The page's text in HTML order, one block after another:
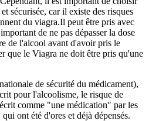
sécurisée, car il existe des risques
du viagra.Il peut être pris avec
de ne pas dépasser la dose
de l'alcool avant d'avoir pris le
que le Viagra ne doit être pris qu'une
de sécurité du médicament),
pour l'alcoolisme, le risque de
comme "une médication" par les
ont été d'ores et déjà dépensés.